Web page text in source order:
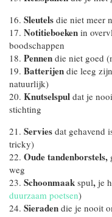
16. Sleutels die niet meer
17. Notitieboeken in
boodschappen
18. Pennen die niet goed
19. Batterijen die leeg
natuurlijk)
20. Knutselspul dat je
stichting
21. Servies dat gehavend
tricky)
22. Oude tandenborstels,
weg
23. Schoonmaak spul, je
duurzaam poetsen)
24. Sieraden die je nooit